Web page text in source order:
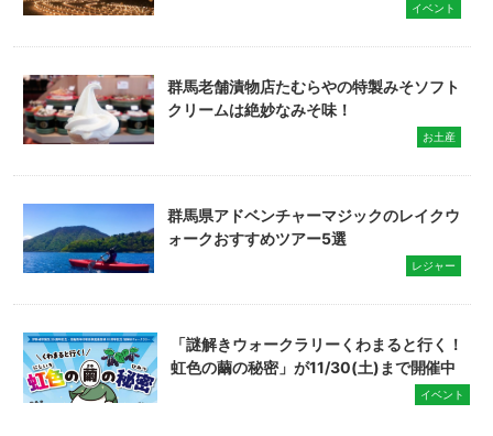
イベント
群馬老舗漬物店たむらやの特製みそソフト
クリームは絶妙なみそ味！
お土産
群馬県アドベンチャーマジックのレイクウ
ォークおすすめツアー5選
レジャー
「謎解きウォークラリーくわまると行く！
虹色の繭の秘密」が11/30(土)まで開催中
イベント